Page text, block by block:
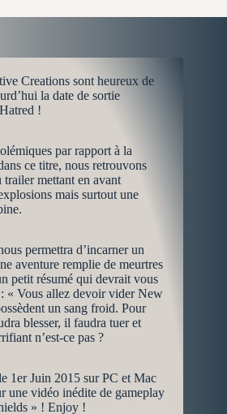
Creations sont heureux de
la date de sortie
!
par rapport à la
ce titre, nous retrouvons
mettant en avant
mais surtout une
permettra d’incarner un
aventure remplie de meurtres
petit résumé qui devrait vous
: « Vous allez devoir vider New
un sang froid. Pour
blesser, il faudra tuer et
n’est-ce pas ?
1er Juin 2015 sur PC et Mac
une vidéo inédite de gameplay
» ! Enjoy !